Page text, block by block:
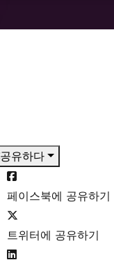
공유하다
페이스북에 공유하기
트위터에 공유하기